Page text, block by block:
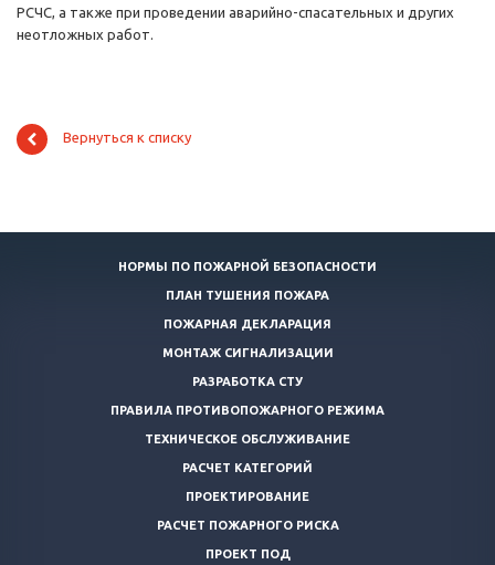
РСЧС, а также при проведении аварийно-спасательных и других
неотложных работ.
Вернуться к списку
НОРМЫ ПО ПОЖАРНОЙ БЕЗОПАСНОСТИ
ПЛАН ТУШЕНИЯ ПОЖАРА
ПОЖАРНАЯ ДЕКЛАРАЦИЯ
МОНТАЖ СИГНАЛИЗАЦИИ
РАЗРАБОТКА СТУ
ПРАВИЛА ПРОТИВОПОЖАРНОГО РЕЖИМА
ТЕХНИЧЕСКОЕ ОБСЛУЖИВАНИЕ
РАСЧЕТ КАТЕГОРИЙ
ПРОЕКТИРОВАНИЕ
РАСЧЕТ ПОЖАРНОГО РИСКА
ПРОЕКТ ПОД